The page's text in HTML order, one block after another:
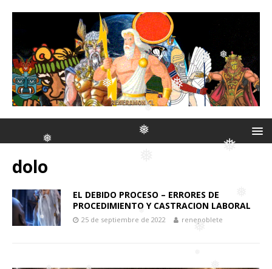
❅
❅
❅
❅
dolo
EL DEBIDO PROCESO – ERRORES DE
PROCEDIMIENTO Y CASTRACION LABORAL
25 de septiembre de 2022 renepoblete